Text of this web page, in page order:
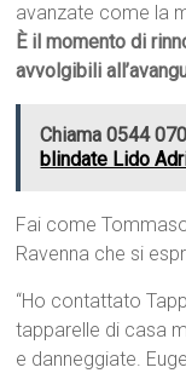
avanzate come la
È il momento di
avvolgibili
Chiama 0544
blindate Lido
Fai come
Ravenna che si
“Ho contattato
tapparelle di casa
e danneggiate.